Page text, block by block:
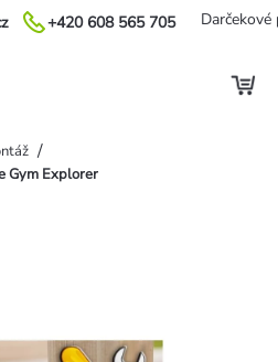
+420 608 565 705 Darčekové
/
Gym Explorer